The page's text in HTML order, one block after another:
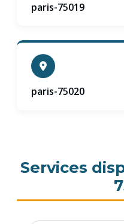
paris-75019
paris-75020
Services